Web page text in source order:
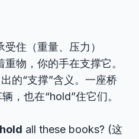
受住（重量、压力）
重物，你的手在支撑它。
的“支撑”含义。一座桥
，也在“hold”住它们。
hold all these books? (这